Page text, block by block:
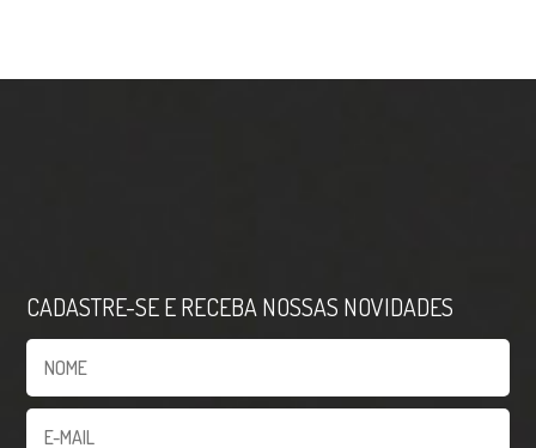
CADASTRE-SE E RECEBA NOSSAS NOVIDADES